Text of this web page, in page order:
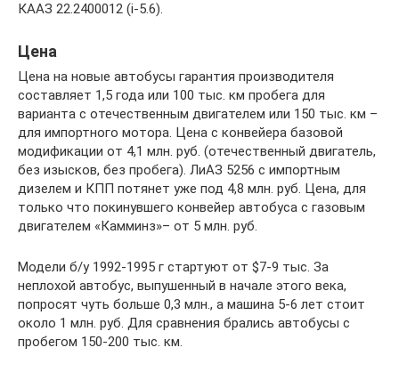
КААЗ 22.2400012 (i-5.6).
Цена
Цена на новые автобусы гарантия производителя
составляет 1,5 года или 100 тыс. км пробега для
варианта с отечественным двигателем или 150 тыс. км –
для импортного мотора. Цена с конвейера базовой
модификации от 4,1 млн. руб. (отечественный двигатель,
без изысков, без пробега). ЛиАЗ 5256 с импортным
дизелем и КПП потянет уже под 4,8 млн. руб. Цена, для
только что покинувшего конвейер автобуса с газовым
двигателем «Камминз»– от 5 млн. руб.
Модели б/у 1992-1995 г стартуют от $7-9 тыс. За
неплохой автобус, выпушенный в начале этого века,
попросят чуть больше 0,3 млн., а машина 5-6 лет стоит
около 1 млн. руб. Для сравнения брались автобусы с
пробегом 150-200 тыс. км.